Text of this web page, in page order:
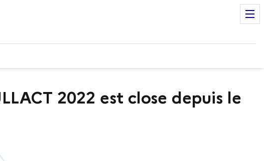
2022 est close depuis le